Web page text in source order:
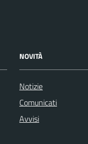
NOVITÀ
Notizie
Comunicati
Avvisi